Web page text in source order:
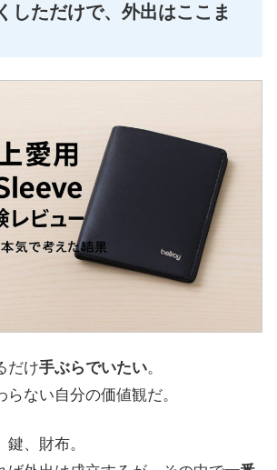
しただけで、外出はここま
だけ手ぶらでいたい。
らない自分の価値観だ。
、財布。